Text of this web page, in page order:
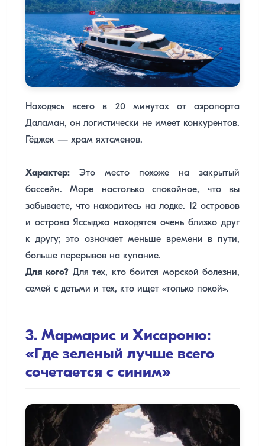
Находясь всего в 20 минутах от аэропорта
Даламан, он логистически не имеет конкурентов.
Гёджек — храм яхтсменов.
Характер: Это место похоже на закрытый
бассейн. Море настолько спокойное, что вы
забываете, что находитесь на лодке. 12 островов
и острова Яссыджа находятся очень близко друг
к другу; это означает меньше времени в пути,
больше перерывов на купание.
Для кого? Для тех, кто боится морской болезни,
семей с детьми и тех, кто ищет «только покой».
3. Мармарис и Хисароню:
«Где зеленый лучше всего
сочетается с синим»